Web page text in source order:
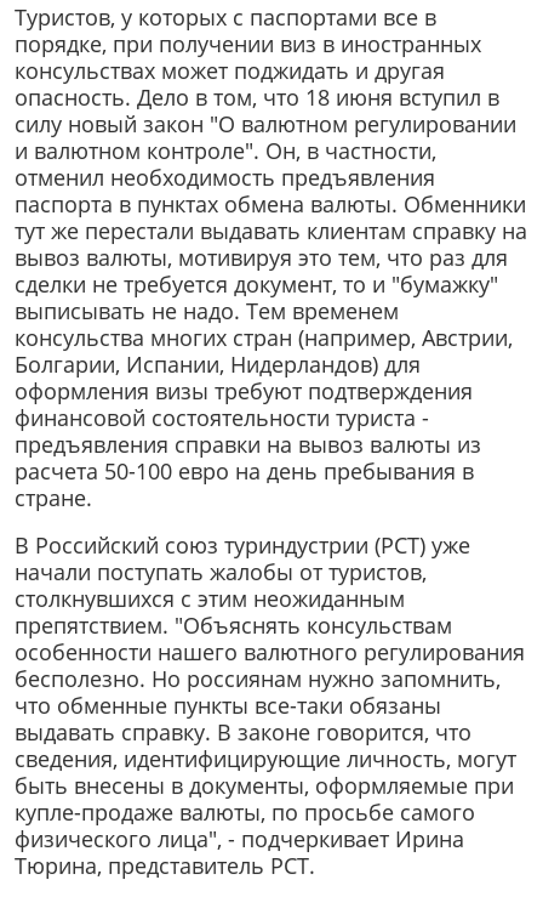
Туристов, у которых с паспортами все в
порядке, при получении виз в иностранных
консульствах может поджидать и другая
опасность. Дело в том, что 18 июня вступил в
силу новый закон "О валютном регулировании
и валютном контроле". Он, в частности,
отменил необходимость предъявления
паспорта в пунктах обмена валюты. Обменники
тут же перестали выдавать клиентам справку на
вывоз валюты, мотивируя это тем, что раз для
сделки не требуется документ, то и "бумажку"
выписывать не надо. Тем временем
консульства многих стран (например, Австрии,
Болгарии, Испании, Нидерландов) для
оформления визы требуют подтверждения
финансовой состоятельности туриста -
предъявления справки на вывоз валюты из
расчета 50-100 евро на день пребывания в
стране.
В Российский союз туриндустрии (РСТ) уже
начали поступать жалобы от туристов,
столкнувшихся с этим неожиданным
препятствием. "Объяснять консульствам
особенности нашего валютного регулирования
бесполезно. Но россиянам нужно запомнить,
что обменные пункты все-таки обязаны
выдавать справку. В законе говорится, что
сведения, идентифицирующие личность, могут
быть внесены в документы, оформляемые при
купле-продаже валюты, по просьбе самого
физического лица", - подчеркивает Ирина
Тюрина, представитель РСТ.